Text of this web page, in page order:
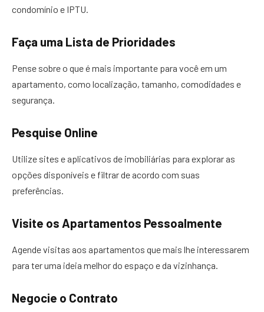
condomínio e IPTU.
Faça uma Lista de Prioridades
Pense sobre o que é mais importante para você em um
apartamento, como localização, tamanho, comodidades e
segurança.
Pesquise Online
Utilize sites e aplicativos de imobiliárias para explorar as
opções disponíveis e filtrar de acordo com suas
preferências.
Visite os Apartamentos Pessoalmente
Agende visitas aos apartamentos que mais lhe interessarem
para ter uma ideia melhor do espaço e da vizinhança.
Negocie o Contrato